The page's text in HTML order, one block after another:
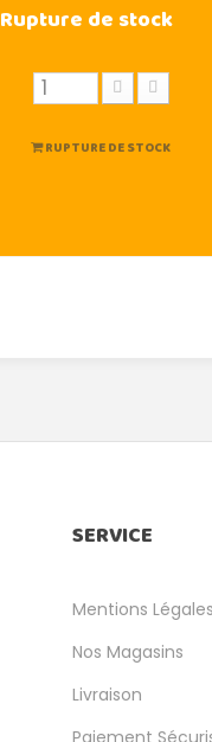
Rupture de stock
RUPTURE DE STOCK
SERVICE
Mentions Légales
Nos Magasins
Livraison
Paiement